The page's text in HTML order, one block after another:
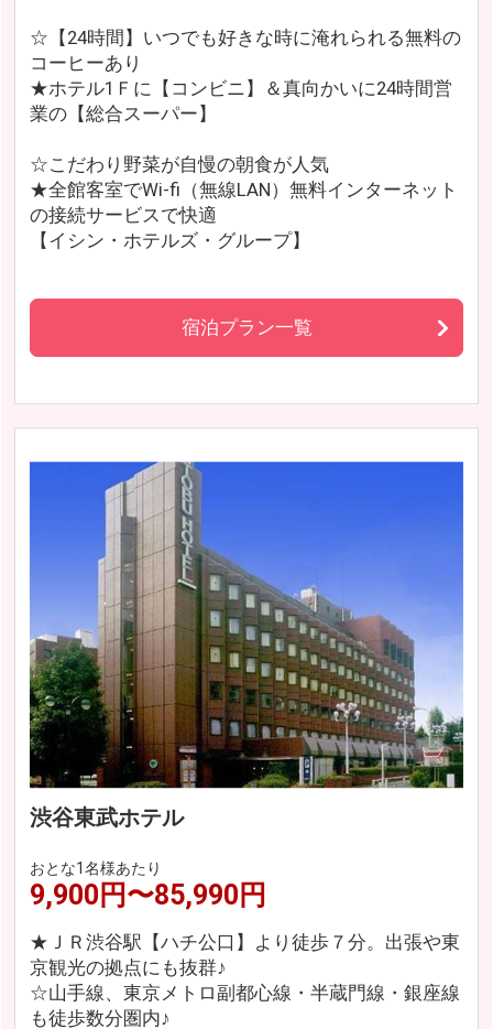
☆【24時間】いつでも好きな時に淹れられる無料の
コーヒーあり
★ホテル1Ｆに【コンビニ】＆真向かいに24時間営
業の【総合スーパー】
☆こだわり野菜が自慢の朝食が人気
★全館客室でWi-fi（無線LAN）無料インターネット
の接続サービスで快適
【イシン・ホテルズ・グループ】
宿泊プラン一覧
渋谷東武ホテル
おとな1名様あたり
9,900円〜85,990円
★ＪＲ渋谷駅【ハチ公口】より徒歩７分。出張や東
京観光の拠点にも抜群♪
☆山手線、東京メトロ副都心線・半蔵門線・銀座線
も徒歩数分圏内♪